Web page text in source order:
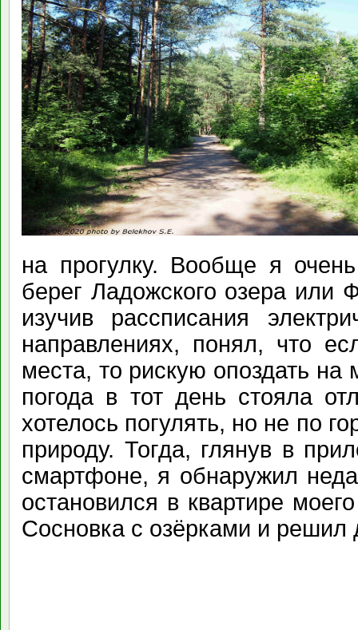
на прогулку. Вообще я
берег Ладожского озера или
изучив рассписания
направлениях, понял, что
места, то рискую опоздать на
погода в тот день стояла
хотелось погулять, но не по
природу. Тогда, глянув в
смартфоне, я обнаружил
остановился в квартире
Сосновка с озёрками и решил